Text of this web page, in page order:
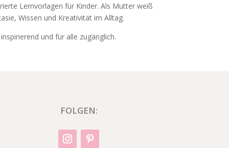
Lernvorlagen für Kinder. Als Mutter weiß
Wissen und Kreativität im Alltag.
und für alle zugänglich.
FOLGEN: